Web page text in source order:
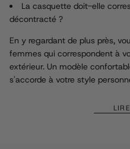
La casquette doit-elle
décontracté ?
En y regardant de plus près,
femmes qui correspondent à
extérieur. Un modèle
s'accorde à votre style